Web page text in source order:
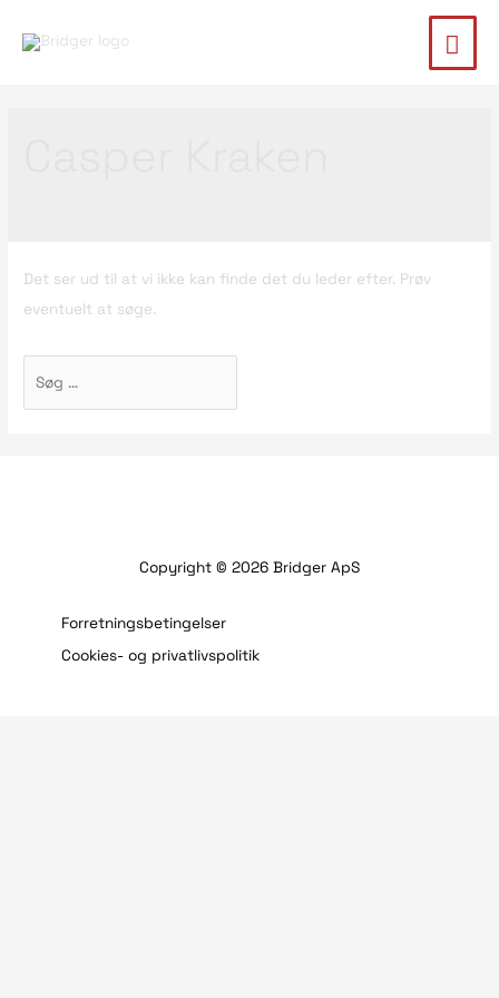
Det ser ud til at vi ikke kan finde det du leder efter. Prøv
eventuelt at søge.
Forretningsbetingelser
Cookies- og privatlivspolitik
Copyright © 2026 Bridger ApS